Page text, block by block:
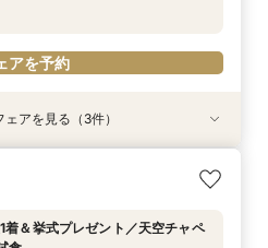
アを予約
絶景*天空チャペル&上質空間体験
相談会×人気ドレス特典×豪華試
間程度
OK！少人数婚】大阪駅直結*絶景
17:30〜
地上150m絶景ナイトウェディン
会
アを見る（3件）
＆挙式プレゼント／天空チャペ